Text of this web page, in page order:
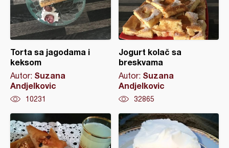
Torta sa jagodama i
keksom
Autor: Suzana
Andjelkovic
10231
Jogurt kolač sa
breskvama
Autor: Suzana
Andjelkovic
32865